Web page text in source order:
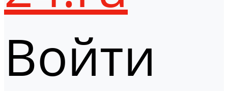
Войти